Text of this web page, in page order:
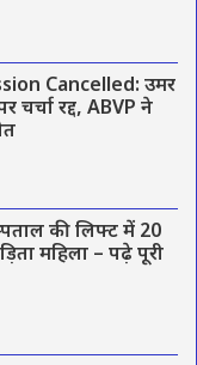
Cancelled: उमर
चर्चा रद्द, ABVP ने
की लिफ्ट में 20
महिला – पढ़े पूरी